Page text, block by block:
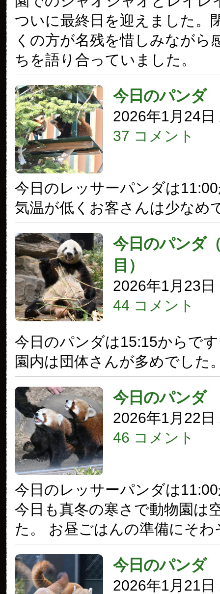
ついに最終日を迎えました。
くの方が名残を惜しみながら
ちを語り合っていました。
今日のパンダ
2026年1月24日
37 コメント
今日のレッサーパンダは
気温が低くお客さんは少なめ
今日のパンダ
目）
2026年1月23日
44 コメント
今日のパンダは15:15からで
園内は団体さんが多めでした
今日のパンダ
2026年1月22日
46 コメント
今日のレッサーパンダは
今日も真冬の寒さで動物園は
た。 お昼ごはんの準備にそわ
今日のパンダ
2026年1月21日